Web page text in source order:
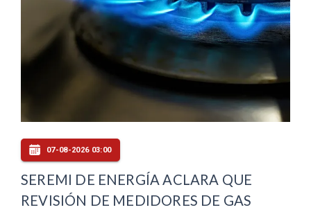
07-08-2026 03:00
SEREMI DE ENERGÍA ACLARA QUE
REVISIÓN DE MEDIDORES DE GAS